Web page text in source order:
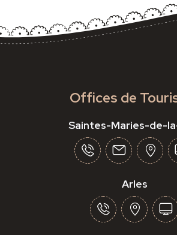
Offices de
Saintes-Maries-de-
Arles